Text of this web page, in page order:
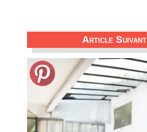
Article Suivant